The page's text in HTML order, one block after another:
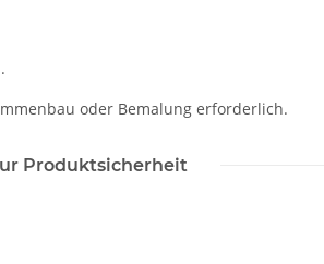
oder Bemalung erforderlich.
Produktsicherheit